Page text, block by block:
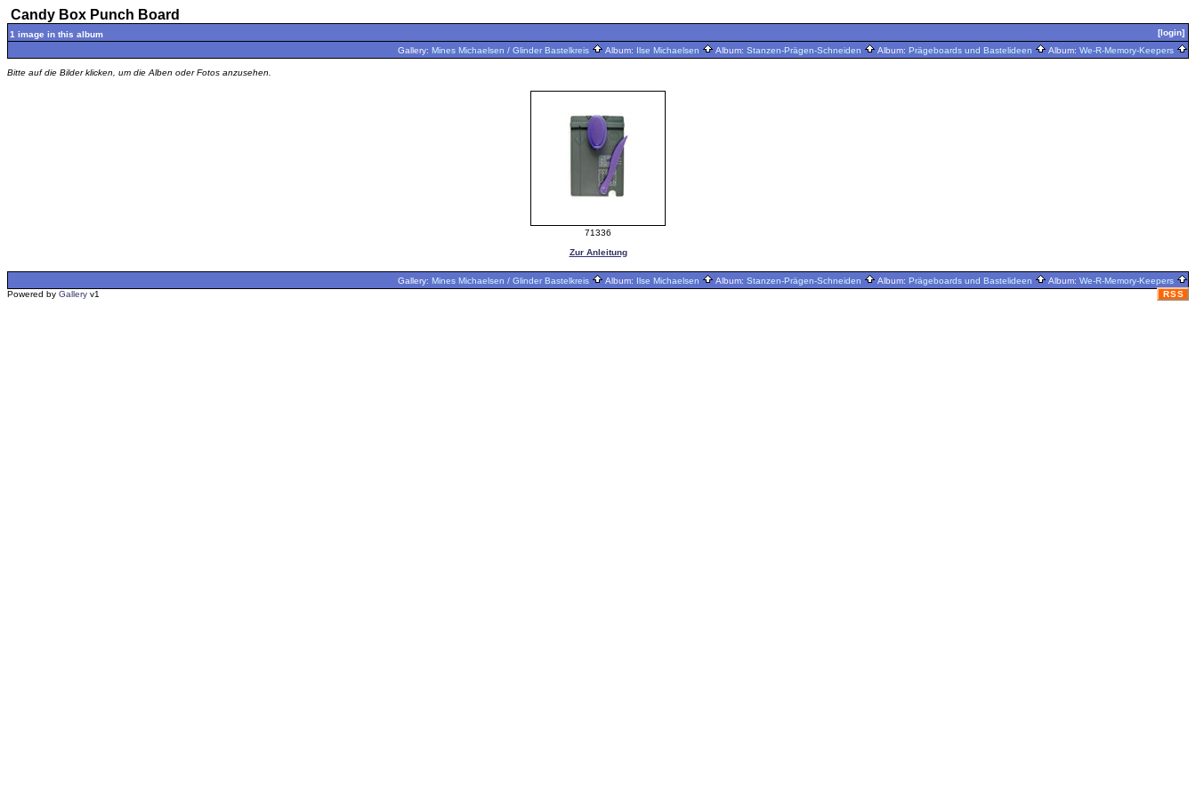
Candy Box Punch Board
1 image in this album
[login]
Gallery: Mines Michaelsen / Glinder Bastelkreis Album: Ilse Michaelsen Album: Stanzen-Prägen-Schneiden Album: Prägeboards und Bastelideen Album: We-R-Memory-Keepers
Bitte auf die Bilder klicken, um die Alben oder Fotos anzusehen.
71336
Zur Anleitung
Gallery: Mines Michaelsen / Glinder Bastelkreis Album: Ilse Michaelsen Album: Stanzen-Prägen-Schneiden Album: Prägeboards und Bastelideen Album: We-R-Memory-Keepers
Powered by Gallery v1 RSS